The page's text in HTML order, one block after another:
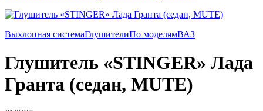
Выхлопная системаГлушителиПо моделямВАЗ
Глушитель «STINGER» Лада
Гранта (седан, MUTE)